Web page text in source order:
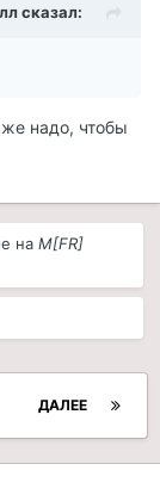
сказал:
надо, чтобы
на M[FR]
ДАЛЕЕ